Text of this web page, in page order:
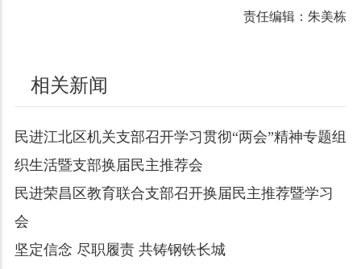
责任编辑：朱美栋
相关新闻
民进江北区机关支部召开学习贯彻“两会”精神专题组
织生活暨支部换届民主推荐会
民进荣昌区教育联合支部召开换届民主推荐暨学习
会
坚定信念 尽职履责 共铸钢铁长城